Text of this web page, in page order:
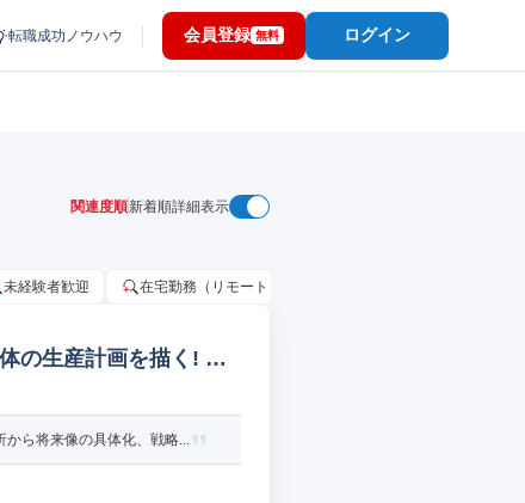
転職成功ノウハウ 会員登録 無料 ログイン
関連度順新着順詳細表示
未経験者歓迎 在宅勤務（リモートワーク）OK
の生産計画を描く! 工
ら将来像の具体化、戦略...